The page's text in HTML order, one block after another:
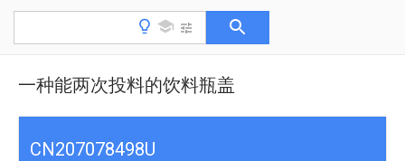
一种能两次投料的饮料瓶盖
CN207078498U